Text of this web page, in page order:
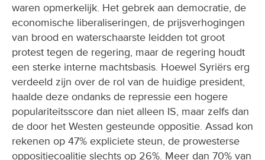
waren opmerkelijk. Het gebrek aan democratie, de
economische liberaliseringen, de prijsverhogingen
van brood en waterschaarste leidden tot groot
protest tegen de regering, maar de regering houdt
een sterke interne machtsbasis. Hoewel Syriërs erg
verdeeld zijn over de rol van de huidige president,
haalde deze ondanks de repressie een hogere
populariteitsscore dan niet alleen IS, maar zelfs dan
de door het Westen gesteunde oppositie. Assad kon
rekenen op 47% expliciete steun, de prowesterse
oppositiecoalitie slechts op 26%. Meer dan 70% van